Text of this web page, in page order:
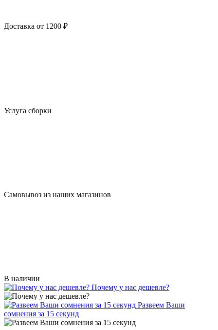
Доставка от 1200 ₽
Услуга сборки
Самовывоз из наших магазинов
В наличии
Почему у нас дешевле?
Развеем Ваши
сомнения за 15 секунд